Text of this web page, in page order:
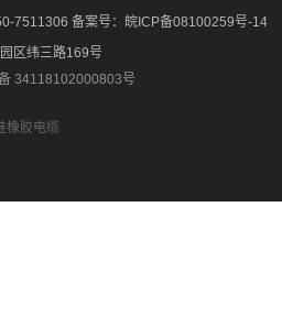
7511306 备案号： 皖ICP备08100259号-14
区纬三路169号
34118102000803号
橡胶电缆